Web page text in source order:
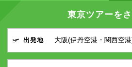
東京ツアーを
出発地